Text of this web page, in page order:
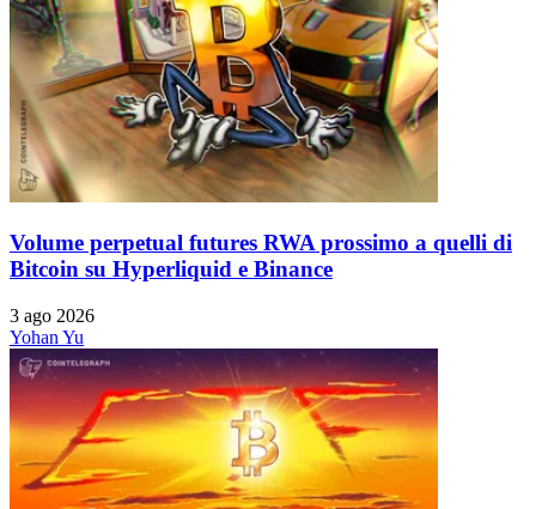
Volume perpetual futures RWA prossimo a quelli di
Bitcoin su Hyperliquid e Binance
3 ago 2026
Yohan Yu